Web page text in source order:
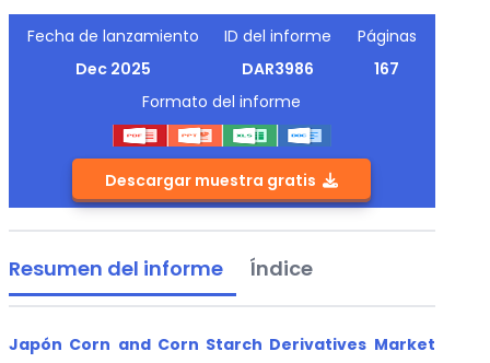
Fecha de lanzamiento
Dec 2025
ID del informe
DAR3986
Páginas
167
Formato del informe
Descargar muestra gratis
Resumen del informe Índice
Japón Corn and Corn Starch Derivatives Market